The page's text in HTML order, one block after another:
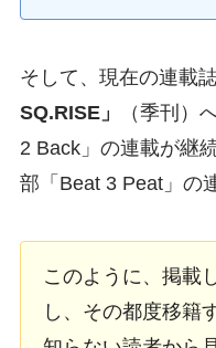
そして、現在の連載
SQ.RISE」
（季刊）
2 Back」の連載が継
部「Beat 3 Peat」の
このように、掲載
し、その都度移籍